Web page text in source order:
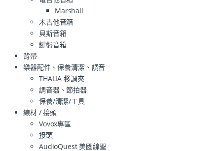
Marshall
木吉他音箱
貝斯音箱
鍵盤音箱
背帶
樂器配件、保養清潔、調音
THALIA 移調夾
調音器、節拍器
保養/清潔/工具
線材 / 接頭
Vovox專區
接頭
AudioQuest 美國線聖